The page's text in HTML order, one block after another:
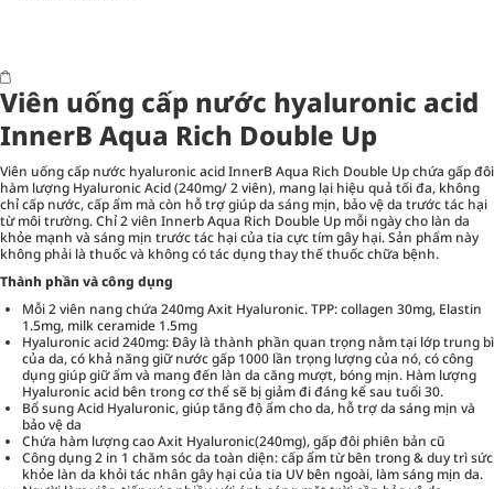
Viên uống cấp nước hyaluronic acid
InnerB Aqua Rich Double Up
Viên uống cấp nước hyaluronic acid InnerB Aqua Rich Double Up chứa gấp đôi
hàm lượng Hyaluronic Acid (240mg/ 2 viên), mang lại hiệu quả tối đa, không
chỉ cấp nước, cấp ẩm mà còn hỗ trợ giúp da sáng mịn, bảo vệ da trước tác hại
từ môi trường. Chỉ 2 viên Innerb Aqua Rich Double Up mỗi ngày cho làn da
khỏe mạnh và sáng mịn trước tác hại của tia cực tím gây hại. Sản phẩm này
không phải là thuốc và không có tác dụng thay thế thuốc chữa bệnh.
Thành phần và công dụng
Mỗi 2 viên nang chứa 240mg Axit Hyaluronic. TPP: collagen 30mg, Elastin
1.5mg, milk ceramide 1.5mg
Hyaluronic acid 240mg: Đây là thành phần quan trọng nằm tại lớp trung bì
của da, có khả năng giữ nước gấp 1000 lần trọng lượng của nó, có công
dụng giúp giữ ẩm và mang đến làn da căng mượt, bóng mịn. Hàm lượng
Hyaluronic acid bên trong cơ thể sẽ bị giảm đi đáng kể sau tuổi 30.
Bổ sung Acid Hyaluronic, giúp tăng độ ẩm cho da, hỗ trợ da sáng mịn và
bảo vệ da
Chứa hàm lượng cao Axit Hyaluronic(240mg), gấp đôi phiên bản cũ
Công dụng 2 in 1 chăm sóc da toàn diện: cấp ẩm từ bên trong & duy trì sức
khỏe làn da khỏi tác nhân gây hại của tia UV bên ngoài, làm sáng mịn da.